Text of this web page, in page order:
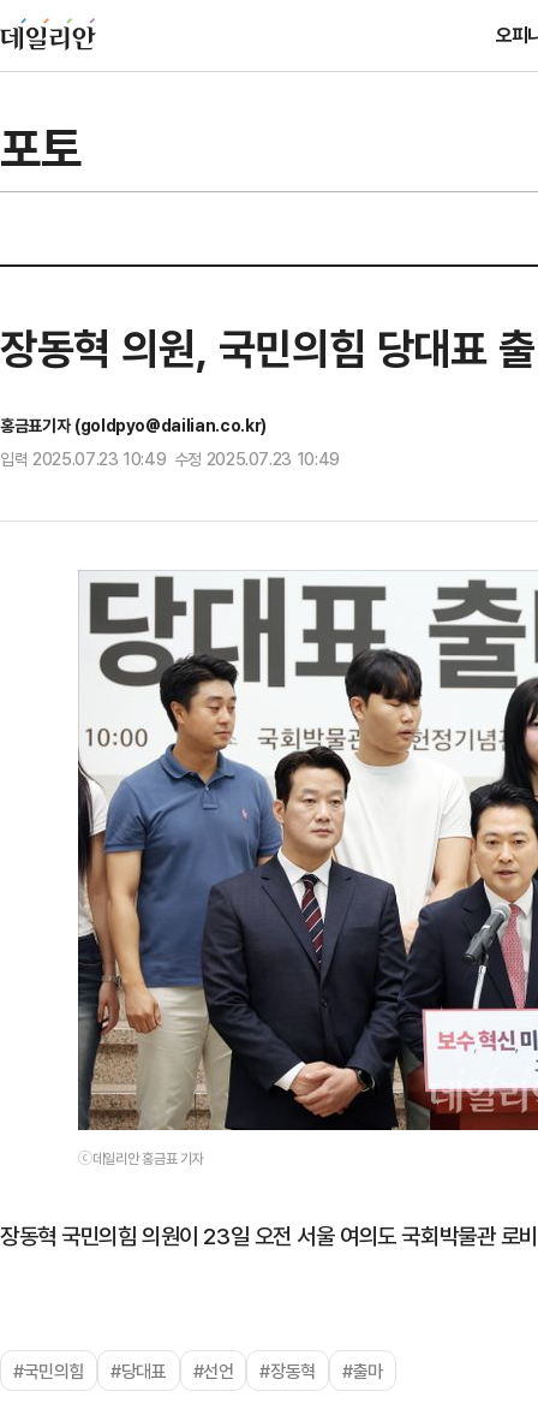
오피
포토
장동혁 의원, 국민의힘 당대표
홍금표기자 (goldpyo@dailian.co.kr)
입력 2025.07.23 10:49 수정 2025.07.23 10:49
ⓒ데일리안 홍금표 기자
장동혁 국민의힘 의원이 23일 오전 서울 여의도 국회박물관 로
#국민의힘 #당대표 #선언 #장동혁 #출마